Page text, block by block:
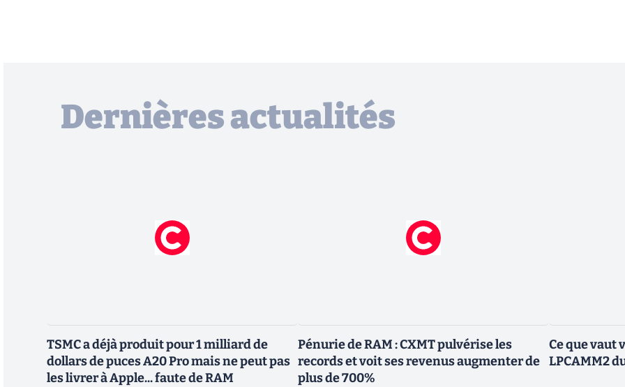
Dernières actualités
TSMC a déjà produit pour 1 milliard de
dollars de puces A20 Pro mais ne peut pas
les livrer à Apple... faute de RAM
Pénurie de RAM : CXMT pulvérise les
records et voit ses revenus augmenter de
plus de 700%
Ce que vaut
LPCAMM2